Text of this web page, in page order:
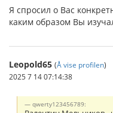
Я спросил о Вас
каким образом Вы
Leopold65 (Å vise profilen)
2025 7 14 07:14:38
qwerty123456789: